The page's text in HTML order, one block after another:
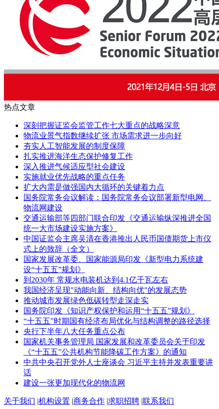
热点文章
深刻把握证监会监管工作七大重点的战略深意
物流业景气指数继续扩张 市场需求进一步向好
夯实人工智能发展的制度保障
扎实推进海洋生态保护修复工作
深入推进气候适应型社会建设
实施就业优先战略的重点任务
扩大内需是做强国内大循环的关键着力点
国务院常务会议解读：国务院常务会议部署新型电网、
物流网建设
交通运输部等四部门联合印发《交通运输纵深推进全国
统一大市场建设实施方案》
中国证监会主席吴清在香港推出人民币国债期货上市仪
式上的致辞（全文）
国家发展改革委、国家能源局印发《新型电力系统建
设“十五五”规划》
到2030年 常规水电装机达到4.1亿千瓦左右
我国经济呈现"动能向新、结构向优"的发展态势
推动城市发展绿色低碳转型走深走实
国务院印发《知识产权保护和运用“十五五”规划》
“十五五”时期国有经济布局优化与结构调整的路径选择
央行下半年八大任务重点公布
国家机关事务管理局 国家发展和改革委员会关于印发
《“十五五”公共机构节能降碳工作方案》的通知
中共中央召开党外人士座谈会 习近平主持并发表重要讲
话
建设一张更加现代化的物流网
关于我们 |机构设置 |商务合作 |求职招聘 |联系我们